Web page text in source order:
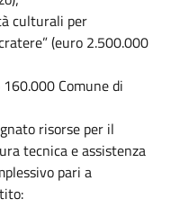
culturali per
(euro 2.500.000
Comune di
risorse per il
tecnica e assistenza
pari a